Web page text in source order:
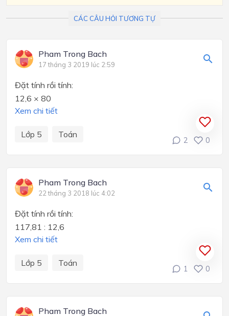
CÁC CÂU HỎI TƯƠNG TỰ
Pham Trong Bach
17 tháng 3 2019 lúc 2:59
Đặt tính rồi tính:
12,6 × 80
Xem chi tiết
Lớp 5 Toán
2 0
Pham Trong Bach
22 tháng 3 2018 lúc 4:02
Đặt tính rồi tính:
117,81 : 12,6
Xem chi tiết
Lớp 5 Toán
1 0
Pham Trong Bach